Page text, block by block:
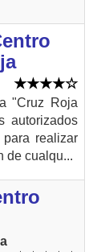
"Cruz Roja
autorizados
realizar
de cualqu...